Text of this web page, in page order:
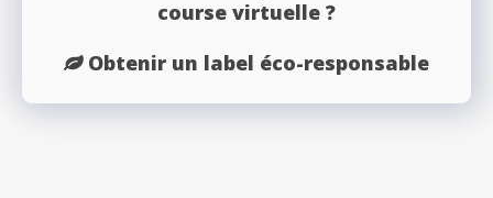
course virtuelle ?
Obtenir un label éco-responsable